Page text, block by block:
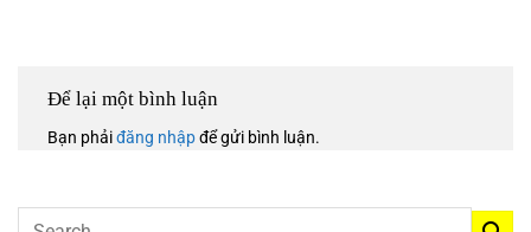
Để lại một bình luận
Bạn phảiđăng nhậpđể gửi bình luận.